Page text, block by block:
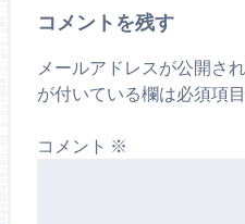
コメントを残す
メールアドレスが公開さ
が付いている欄は必須項
コメント ※